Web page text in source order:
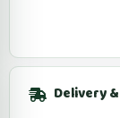
Delivery